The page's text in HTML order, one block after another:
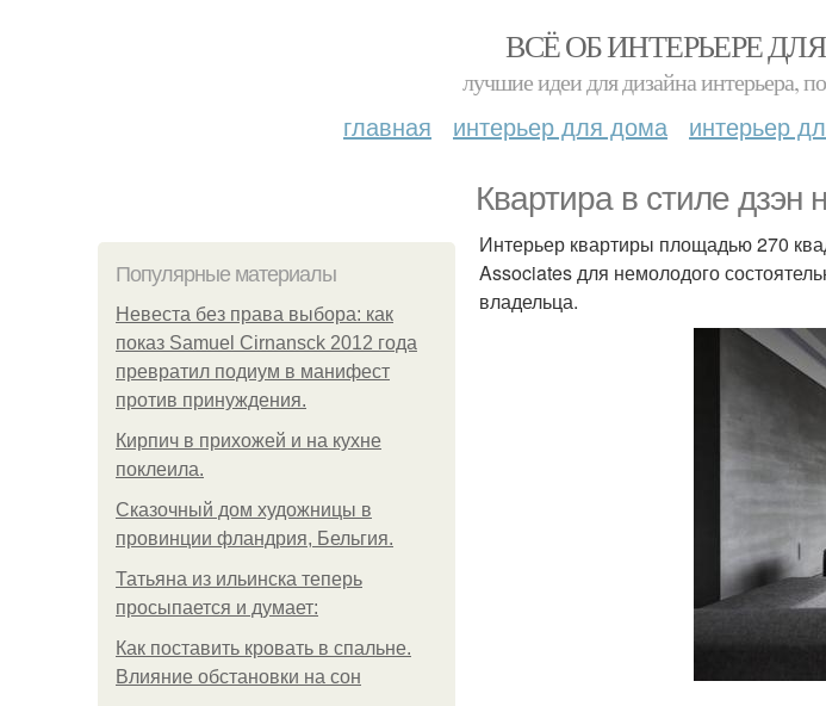
ВСЁ ОБ ИНТЕРЬЕРЕ
лучшие идеи для дизайна интерьера,
главная интерьер для дома интерьер
Квартира в стиле дзэн
Популярные материалы
Невеста без права выбора: как
показ Samuel Cirnansck 2012 года
превратил подиум в манифест
против принуждения.
Кирпич в прихожей и на кухне
поклеила.
Сказочный дом художницы в
провинции фландрия, Бельгия.
Татьяна из ильинска теперь
просыпается и думает:
Как поставить кровать в спальне.
Влияние обстановки на сон
Интерьер квартиры площадью 270
Associates для немолодого
владельца.